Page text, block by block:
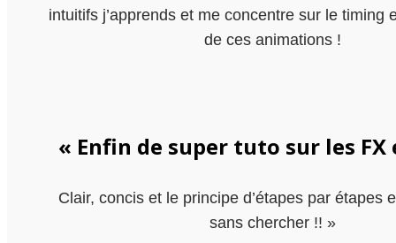
intuitifs j’apprends et me concentre sur le timing
de ces animations !
« Enfin de super tuto sur les
Clair, concis et le principe d’étapes par étapes
sans chercher !! »